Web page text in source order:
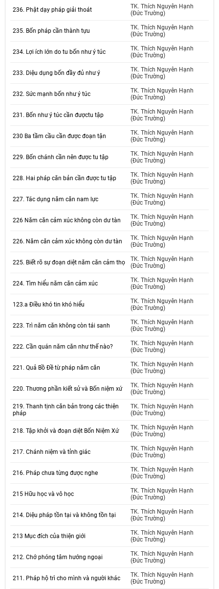
236. Phật dạy pháp giải thoát
TK. Thích Nguyên Hạnh
(Đức Trường)
235. Bốn pháp cần thành tựu
TK. Thích Nguyên Hạnh
(Đức Trường)
234. Lợi ích lớn do tu bốn như ý túc
TK. Thích Nguyên Hạnh
(Đức Trường)
233. Diệu dụng bốn đầy đủ như ý
TK. Thích Nguyên Hạnh
(Đức Trường)
232. Sức mạnh bốn như ý túc
TK. Thích Nguyên Hạnh
(Đức Trường)
231. Bốn như ý túc cần đượctu tập
TK. Thích Nguyên Hạnh
(Đức Trường)
230 Ba tầm cầu cần được đoạn tận
TK. Thích Nguyên Hạnh
(Đức Trường)
229. Bốn chánh cần nên được tu tập
TK. Thích Nguyên Hạnh
(Đức Trường)
228. Hai pháp căn bản cần được tu tập
TK. Thích Nguyên Hạnh
(Đức Trường)
227. Tác dụng năm căn nam lực
TK. Thích Nguyên Hạnh
(Đức Trường)
226 Năm căn cảm xúc không còn dư tàn
TK. Thích Nguyên Hạnh
(Đức Trường)
226. Năm căn cảm xúc không còn dư tàn
TK. Thích Nguyên Hạnh
(Đức Trường)
225. Biết rõ sự đoạn diệt năm căn cảm thọ
TK. Thích Nguyên Hạnh
(Đức Trường)
224. Tìm hiểu năm căn cảm xúc
TK. Thích Nguyên Hạnh
(Đức Trường)
123.a Điều khó tin khó hiểu
TK. Thích Nguyên Hạnh
(Đức Trường)
223. Trì năm căn không còn tái sanh
TK. Thích Nguyên Hạnh
(Đức Trường)
222. Cần quán năm căn như thế nào?
TK. Thích Nguyên Hạnh
(Đức Trường)
221. Quả Bồ Đề từ pháp năm căn
TK. Thích Nguyên Hạnh
(Đức Trường)
220. Thương phần kiết sử và Bốn niệm xứ
TK. Thích Nguyên Hạnh
(Đức Trường)
219. Thanh tịnh căn bản trong các thiện
pháp
TK. Thích Nguyên Hạnh
(Đức Trường)
218. Tập khởi và đoạn diệt Bốn Niệm Xứ
TK. Thích Nguyên Hạnh
(Đức Trường)
217. Chánh niệm và tỉnh giác
TK. Thích Nguyên Hạnh
(Đức Trường)
216. Pháp chưa từng được nghe
TK. Thích Nguyên Hạnh
(Đức Trường)
215 Hữu học và vô học
TK. Thích Nguyên Hạnh
(Đức Trường)
214. Diệu pháp tồn tại và không tồn tại
TK. Thích Nguyên Hạnh
(Đức Trường)
213 Mục đích của thiện giới
TK. Thích Nguyên Hạnh
(Đức Trường)
212. Chớ phóng tâm hướng ngoại
TK. Thích Nguyên Hạnh
(Đức Trường)
211. Pháp hộ trì cho mình và người khác
TK. Thích Nguyên Hạnh
(Đức Trường)